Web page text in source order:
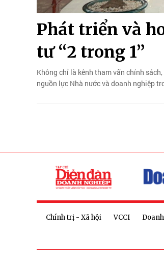
Phát triển và
tư “2 trong 1”
Không chỉ là kênh tham vấn chính
nguồn lực Nhà nước và doanh nghiệp
Chính trị - Xã hội VCCI